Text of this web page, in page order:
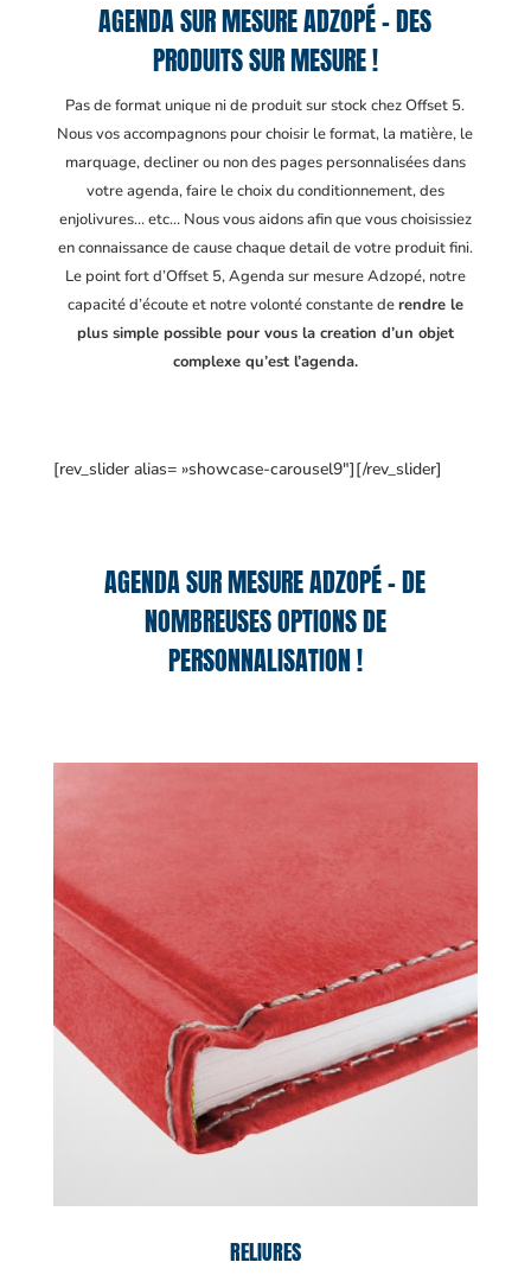
AGENDA SUR MESURE ADZOPÉ – DES
PRODUITS SUR MESURE !
Pas de format unique ni de produit sur stock chez Offset 5.
Nous vos accompagnons pour choisir le format, la matière, le
marquage, decliner ou non des pages personnalisées dans
votre agenda, faire le choix du conditionnement, des
enjolivures… etc… Nous vous aidons afin que vous choisissiez
en connaissance de cause chaque detail de votre produit fini.
Le point fort d’Offset 5, Agenda sur mesure Adzopé, notre
capacité d’écoute et notre volonté constante derendre le
plus simple possible pour vous la creation d’un objet
complexe qu’est l’agenda.
[rev_slider alias= »showcase-carousel9″][/rev_slider]
AGENDA SUR MESURE ADZOPÉ – DE
NOMBREUSES OPTIONS DE
PERSONNALISATION !
RELIURES